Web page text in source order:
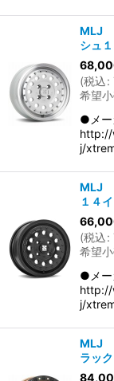
MLJ
シュ
(税込:
希望
●メ
http://
j/
MLJ
１４
(税込:
希望
●メ
http://
j/
MLJ
ラッ